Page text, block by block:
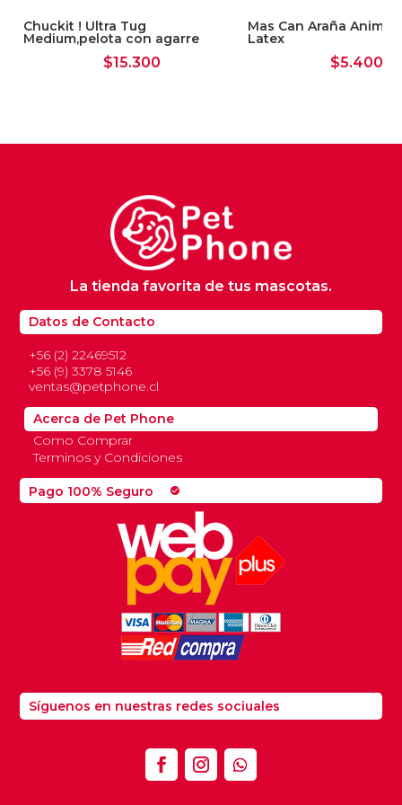
Chuckit ! Ultra Tug
Medium,pelota con agarre
$15.300
Mas Can Araña Animal
Latex
$5.400
Pago 100% Seguro check_circle
Datos de Contacto
+56 (2) 22469512
+56 (9) 3378 5146
ventas@petphone.cl
La tienda favorita de tus mascotas.
Acerca de Pet Phone
Como Comprar
Terminos y Condiciones
Síguenos en nuestras redes sociuales